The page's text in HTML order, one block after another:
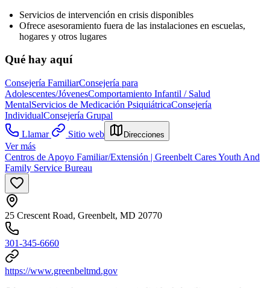
Servicios de intervención en crisis disponibles
Ofrece asesoramiento fuera de las instalaciones en escuelas,
hogares y otros lugares
Qué hay aquí
Consejería FamiliarConsejería para
Adolescentes/JóvenesComportamiento Infantil / Salud
MentalServicios de Medicación PsiquiátricaConsejería
IndividualConsejería Grupal
Llamar
Sitio web Direcciones
Ver más
Centros de Apoyo Familiar/Extensión | Greenbelt Cares Youth And
Family Service Bureau
25 Crescent Road, Greenbelt, MD 20770
301-345-6660
https://www.greenbeltmd.gov